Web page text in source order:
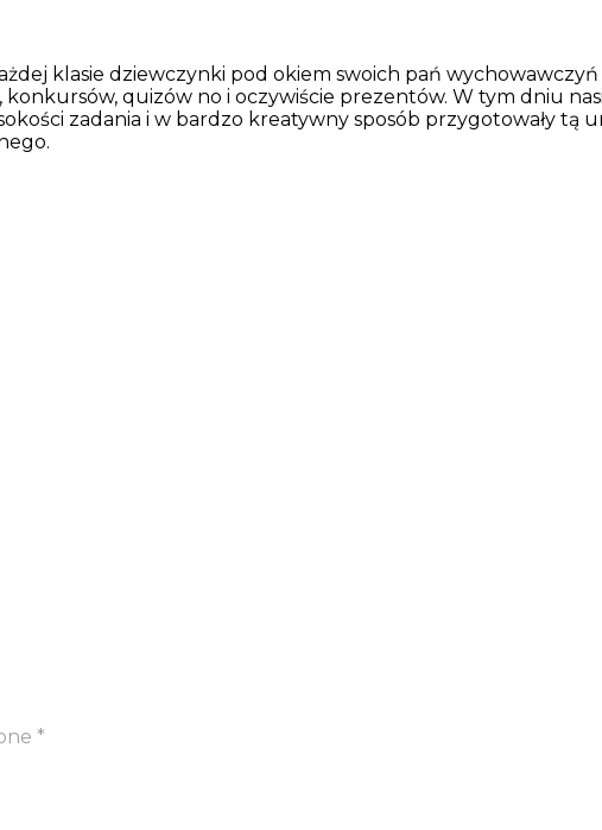
klasie dziewczynki pod okiem swoich pań
quizów no i oczywiście prezentów. W tym dniu
zadania i w bardzo kreatywny sposób przygotowały tą
*